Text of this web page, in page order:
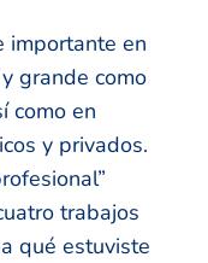
importante en
grande como
como en
y privados.
trabajos
qué estuviste